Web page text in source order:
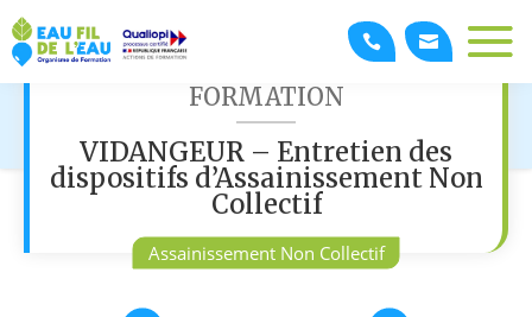
Assainissement Non Collectif
FORMATION
VIDANGEUR – Entretien des
dispositifs d’Assainissement Non
Collectif